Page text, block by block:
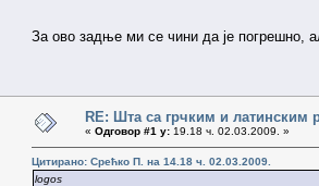
За ово задње ми се чини да је погрешно,
RE: Шта са грчким и латинским
« Одговор #1 у: 19.18 ч. 02.03.2009. »
Цитирано: Срећко П. на 14.18 ч. 02.03.2009.
logos